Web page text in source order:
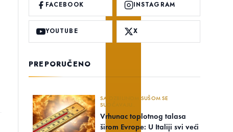
FACEBOOK INSTAGRAM
YOUTUBE X
PREPORUČENO
SA OZBILJNOM SUŠOM SE
SUOČAVAJU..
Vrhunac toplotnog talasa
širom Evrope: U Italiji svi veći